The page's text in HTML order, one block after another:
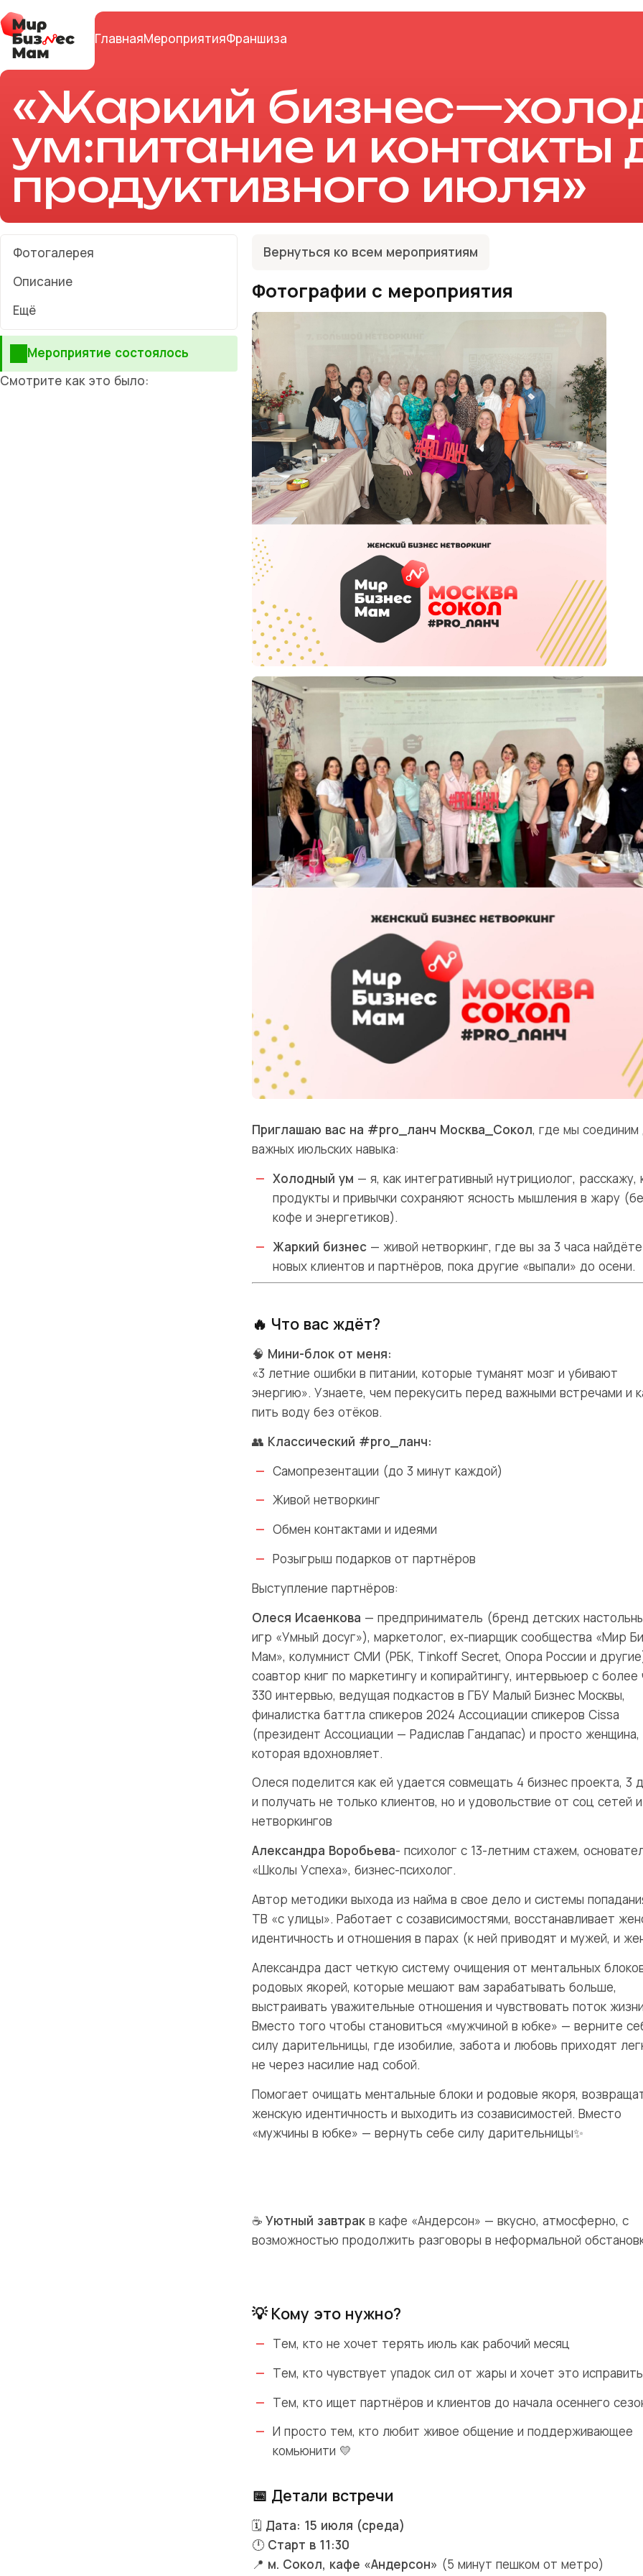
ГлавнаяМероприятияФраншиза
«Жаркий
ум:питание и контакты
продуктивного июля»
Фотогалерея
Описание
Ещё
Мероприятие состоялось
Смотрите как это было:
Вернуться ко всем мероприятиям
Фотографии с мероприятия
Приглашаю вас на #pro_ланч Москва_Сокол, где мы соединим
важных июльских навыка:
Холодный ум — я, как интегративный нутрициолог, расскажу,
продукты и привычки сохраняют ясность мышления в жару
кофе и энергетиков).
Жаркий бизнес — живой нетворкинг, где вы за 3 часа найдёте
новых клиентов и партнёров, пока другие «выпали» до осени.
🔥 Что вас ждёт?
🧠 Мини-блок от меня:
«3 летние ошибки в питании, которые туманят мозг и убивают
энергию». Узнаете, чем перекусить перед важными встречами и
пить воду без отёков.
👥 Классический #pro_ланч:
Самопрезентации (до 3 минут каждой)
Живой нетворкинг
Обмен контактами и идеями
Розыгрыш подарков от партнёров
Выступление партнёров:
Олеся Исаенкова — предприниматель (бренд детских
игр «Умный досуг»), маркетолог, ex-пиарщик сообщества «Мир
Мам», колумнист СМИ (РБК, Tinkoff Secret, Опора России и
соавтор книг по маркетингу и копирайтингу, интервьюер с более
330 интервью, ведущая подкастов в ГБУ Малый Бизнес Москвы,
финалистка баттла спикеров 2024 Ассоциации спикеров Cissa
(президент Ассоциации — Радислав Гандапас) и просто женщина,
которая вдохновляет.
Олеся поделится как ей удается совмещать 4 бизнес проекта, 3
и получать не только клиентов, но и удовольствие от соц сетей и
нетворкингов
Александра Воробьева- психолог с 13-летним стажем,
«Школы Успеха», бизнес-психолог.
Автор методики выхода из найма в свое дело и системы
ТВ «с улицы». Работает с созависимостями, восстанавливает
идентичность и отношения в парах (к ней приводят и мужей, и
Александра даст четкую систему очищения от ментальных
родовых якорей, которые мешают вам зарабатывать больше,
выстраивать уважительные отношения и чувствовать поток
Вместо того чтобы становиться «мужчиной в юбке» — верните
силу дарительницы, где изобилие, забота и любовь приходят
не через насилие над собой.
Помогает очищать ментальные блоки и родовые якоря,
женскую идентичность и выходить из созависимостей. Вместо
«мужчины в юбке» — вернуть себе силу дарительницы✨
☕ Уютный завтрак в кафе «Андерсон» — вкусно, атмосферно, с
возможностью продолжить разговоры в неформальной
💡 Кому это нужно?
Тем, кто не хочет терять июль как рабочий месяц
Тем, кто чувствует упадок сил от жары и хочет это исправить
Тем, кто ищет партнёров и клиентов до начала осеннего
И просто тем, кто любит живое общение и поддерживающее
комьюнити 💛
📅 Детали встречи
🗓 Дата: 15 июля (среда)
🕛 Старт в 11:30
📍 м. Сокол, кафе «Андерсон» (5 минут пешком от метро)